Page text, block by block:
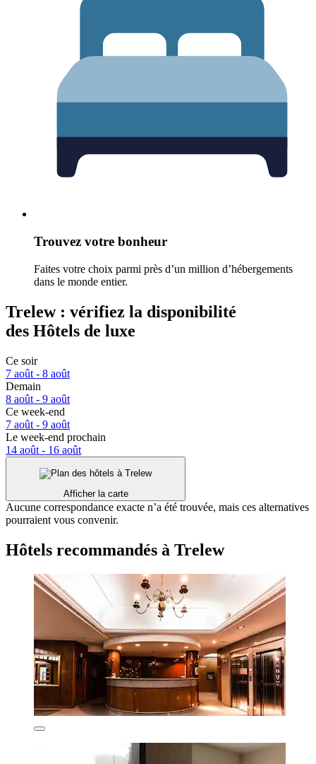
Trouvez votre bonheur
Faites votre choix parmi près d’un million d’hébergements
dans le monde entier.
Trelew : vérifiez la disponibilité
des Hôtels de luxe
Ce soir
7 août - 8 août
Demain
8 août - 9 août
Ce week-end
7 août - 9 août
Le week-end prochain
14 août - 16 août
Afficher la carte
Aucune correspondance exacte n’a été trouvée, mais ces alternatives
pourraient vous convenir.
Hôtels recommandés à Trelew